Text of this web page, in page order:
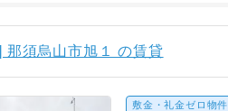
那須烏山市旭１ の賃貸
敷金・礼金ゼロ物件